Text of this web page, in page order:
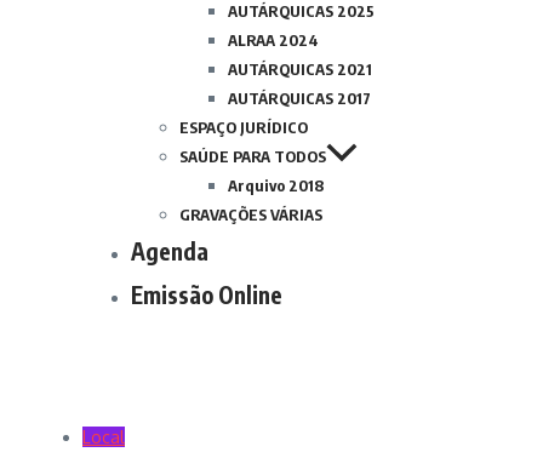
AUTÁRQUICAS 2025
ALRAA 2024
AUTÁRQUICAS 2021
AUTÁRQUICAS 2017
ESPAÇO JURÍDICO
SAÚDE PARA TODOS
Arquivo 2018
GRAVAÇÕES VÁRIAS
Agenda
Emissão Online
Local